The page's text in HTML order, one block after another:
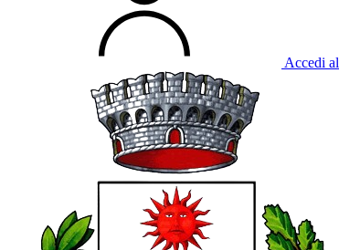
Accedi